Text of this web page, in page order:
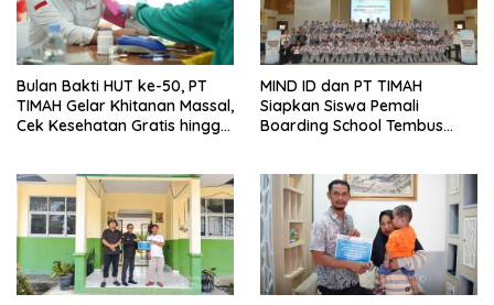
Bulan Bakti HUT ke-50, PT
TIMAH Gelar Khitanan Massal,
Cek Kesehatan Gratis hingga
MIND ID dan PT TIMAH
Siapkan Siswa Pemali
Boarding School Tembus